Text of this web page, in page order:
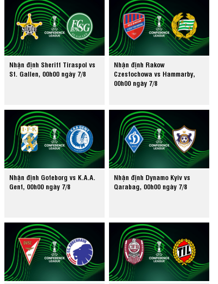
Nhận định Sheriff Tiraspol vs
St. Gallen, 00h00 ngày 7/8
Nhận định Rakow
Czestochowa vs Hammarby,
00h00 ngày 7/8
Nhận định Goteborg vs K.A.A.
Gent, 00h00 ngày 7/8
Nhận định Dynamo Kyiv vs
Qarabag, 00h00 ngày 7/8